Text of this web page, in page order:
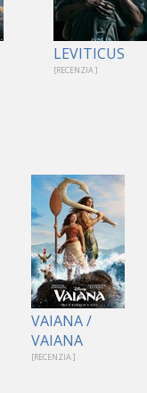
LEVITICUS
[RECENZIA ]
VAIANA /
VAIANA
[RECENZIA ]